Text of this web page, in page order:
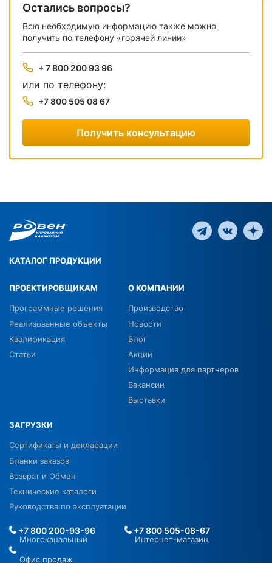
Остались вопросы?
Всю необходимую информацию также можно
получить по телефону «горячей линии»
+ 7 800 200 93 96
или по телефону:
+7 800 505 08 67
Получить консультацию
КАТАЛОГ ПРОДУКЦИИ
ПРОЕКТИРОВЩИКАМ
Программные решения
Реализованные объекты
Квалификация
Статьи
О КОМПАНИИ
Производство
Новости
Блог
Акции
Информация для партнеров
Вакансии
Выставки
ЗАГРУЗКИ
Сертификаты и декларации
Бланки заказов
Возврат и Обмен
Технические каталоги
Руководства по эксплуатации
+7 800 200-93-96
Многоканальный
+7 800 505-08-67
Интернет-магазин
Офис продаж